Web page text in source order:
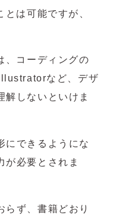
は可能ですが、
、コーディングの
など、デザ
解しないといけま
にできるようにな
が必要とされま
らず、書籍どおり